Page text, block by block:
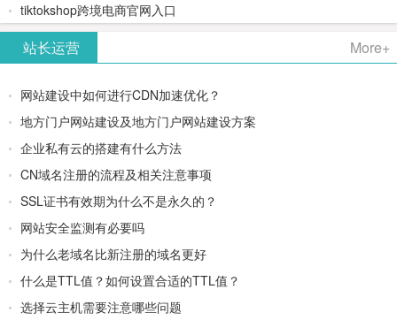
tiktokshop跨境电商官网入口
站长运营 More+
网站建设中如何进行CDN加速优化？
地方门户网站建设及地方门户网站建设方案
企业私有云的搭建有什么方法
CN域名注册的流程及相关注意事项
SSL证书有效期为什么不是永久的？
网站安全监测有必要吗
为什么老域名比新注册的域名更好
什么是TTL值？如何设置合适的TTL值？
选择云主机需要注意哪些问题